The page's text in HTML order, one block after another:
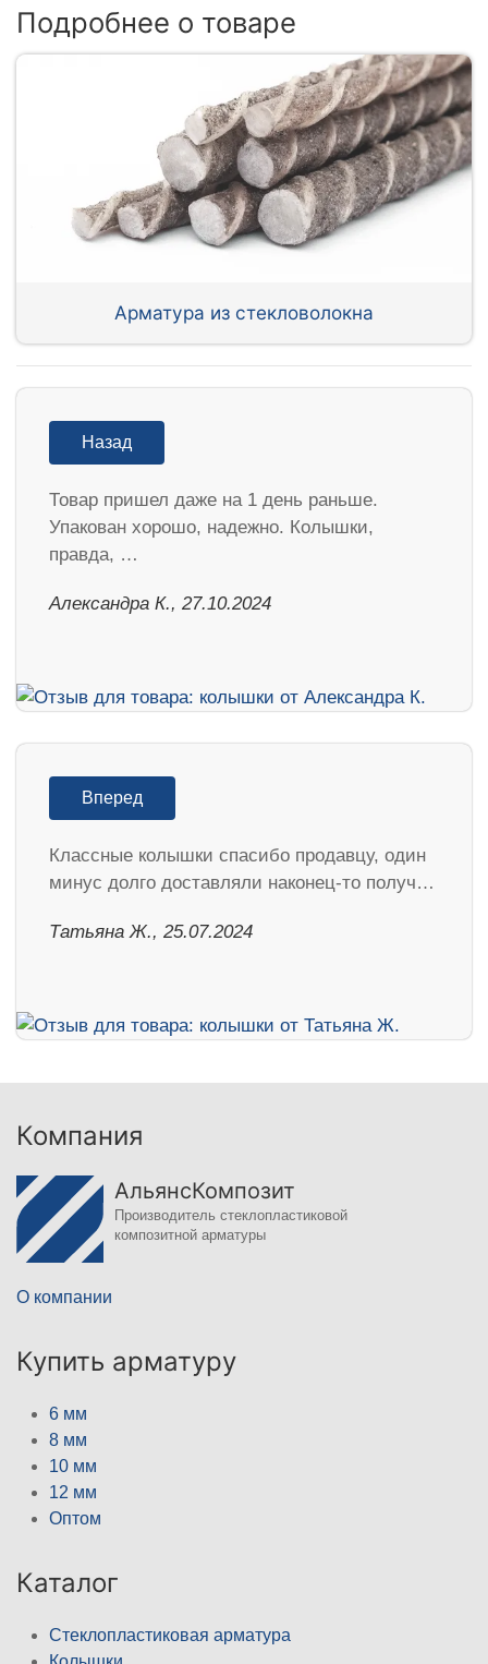
Подробнее о товаре
Арматура из стекловолокна
Назад
Товар пришел даже на 1 день раньше.
Упакован хорошо, надежно. Колышки,
правда, …
Александра К., 27.10.2024
Вперед
Классные колышки спасибо продавцу, один
минус долго доставляли наконец-то получ…
Татьяна Ж., 25.07.2024
Компания
АльянсКомпозит
Производитель стеклопластиковой
композитной арматуры
О компании
Купить арматуру
6 мм
8 мм
10 мм
12 мм
Оптом
Каталог
Стеклопластиковая арматура